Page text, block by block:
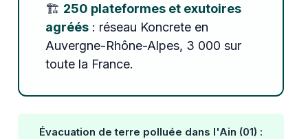
🏗️ 250 plateformes et exutoires
agréés: réseau Koncrete en
Auvergne-Rhône-Alpes, 3 000 sur
toute la France.
Évacuation de terre polluée dans l'Ain (01) :